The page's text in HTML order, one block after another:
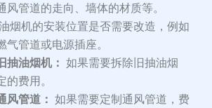
风管道的走向、墙体的材质等。
烟机的安装位置是否需要改造，例如
气管道或电源插座。
抽油烟机： 如果需要拆除旧抽油烟
费用。
风管道： 如果需要定制通风管道，费